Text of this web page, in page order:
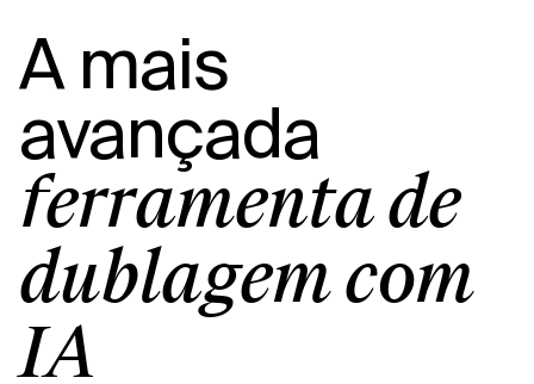
A mais
avançada
ferramenta de
dublagem com
IA